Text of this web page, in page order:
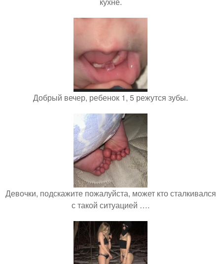
Добрый вечер, ребенок 1, 5 режутся зубы.
Девочки, подскажите пожалуйста, может кто сталкивался
с такой ситуацией ….